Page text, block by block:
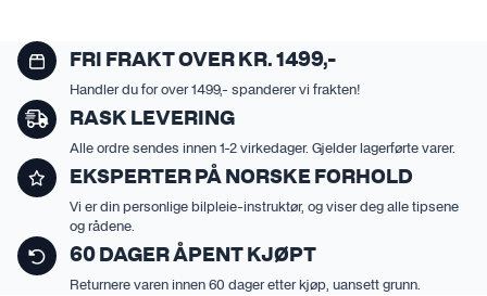
FRI FRAKT OVER KR. 1499,-
Handler du for over 1499,- spanderer vi frakten!
RASK LEVERING
Alle ordre sendes innen 1-2 virkedager. Gjelder lagerførte varer.
EKSPERTER PÅ NORSKE FORHOLD
Vi er din personlige bilpleie-instruktør, og viser deg alle tipsene
og rådene.
60 DAGER ÅPENT KJØPT
Returnere varen innen 60 dager etter kjøp, uansett grunn.